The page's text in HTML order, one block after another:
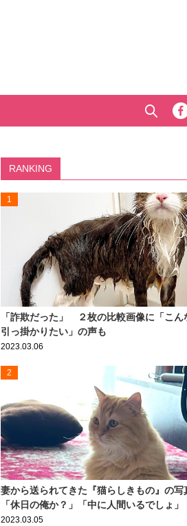
RANKING
1
「詐欺だった」 ２枚の比較画像に「こん
引っ掛かりたい」の声も
2023.03.06
2
妻から送られてきた『猫らしきもの』の
「休日の俺か？」「中に人間いるでしょ」
2023.03.05